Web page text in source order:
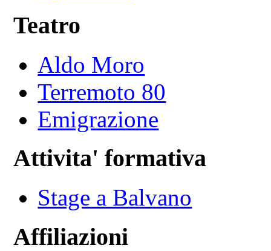
Teatro
Aldo Moro
Terremoto 80
Emigrazione
Attivita' formativa
Stage a Balvano
Affiliazioni